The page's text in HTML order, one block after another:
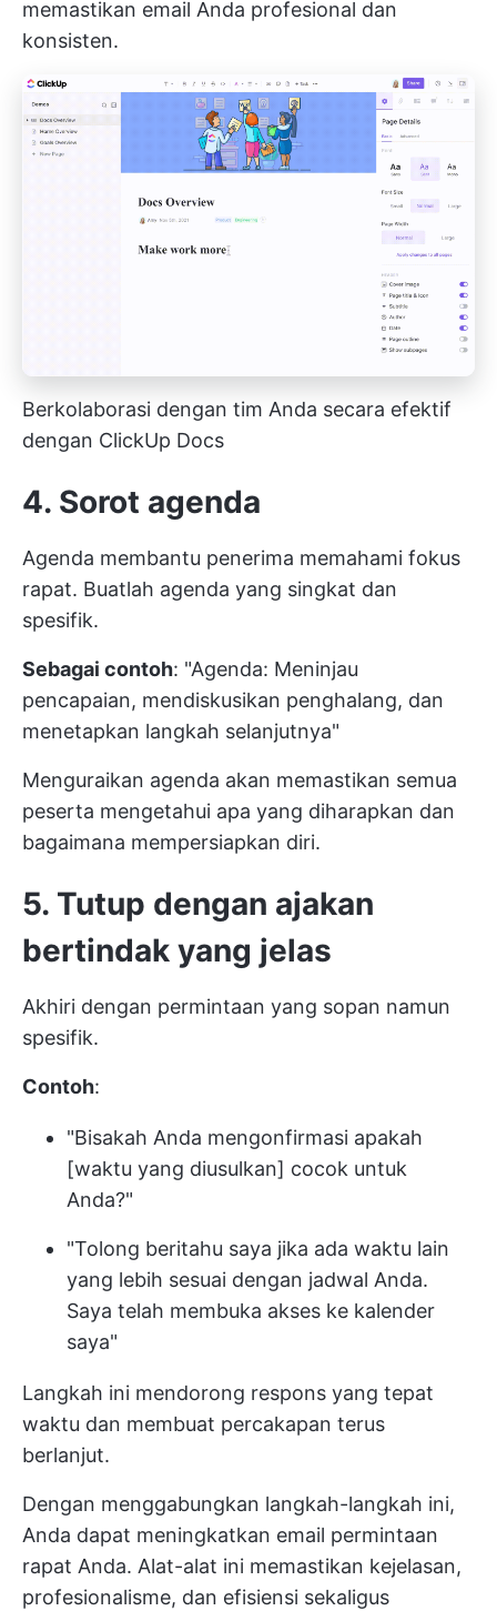
memastikan email Anda profesional dan
konsisten.
Berkolaborasi dengan tim Anda secara efektif
dengan ClickUp Docs
4. Sorot agenda
Agenda membantu penerima memahami fokus
rapat. Buatlah agenda yang singkat dan
spesifik.
Sebagai contoh: "Agenda: Meninjau
pencapaian, mendiskusikan penghalang, dan
menetapkan langkah selanjutnya"
Menguraikan agenda akan memastikan semua
peserta mengetahui apa yang diharapkan dan
bagaimana mempersiapkan diri.
5. Tutup dengan ajakan
bertindak yang jelas
Akhiri dengan permintaan yang sopan namun
spesifik.
Contoh:
"Bisakah Anda mengonfirmasi apakah
[waktu yang diusulkan] cocok untuk
Anda?"
"Tolong beritahu saya jika ada waktu lain
yang lebih sesuai dengan jadwal Anda.
Saya telah membuka akses ke kalender
saya"
Langkah ini mendorong respons yang tepat
waktu dan membuat percakapan terus
berlanjut.
Dengan menggabungkan langkah-langkah ini,
Anda dapat meningkatkan email permintaan
rapat Anda. Alat-alat ini memastikan kejelasan,
profesionalisme, dan efisiensi sekaligus